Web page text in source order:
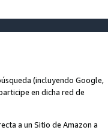
(incluyendo Google,
en dicha red de
a un Sitio de Amazon a